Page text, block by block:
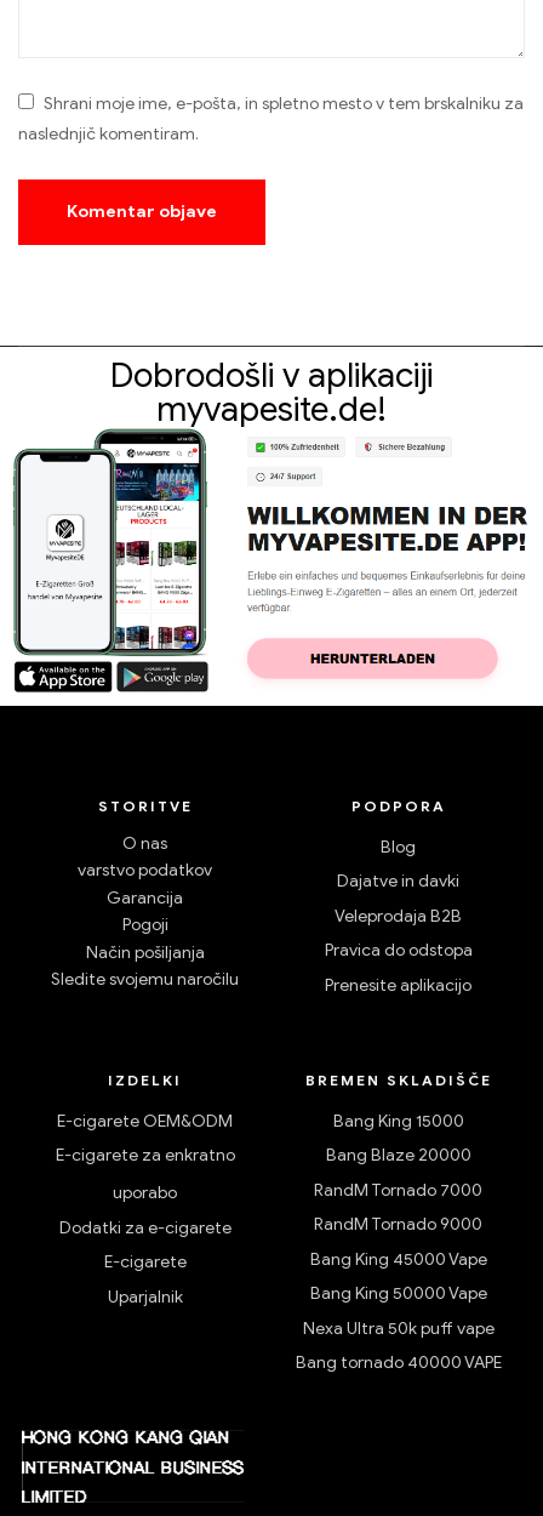
Shrani moje ime, e-pošta, in spletno mesto v tem brskalniku za
naslednjič komentiram.
Dobrodošli v aplikaciji
myvapesite.de!
STORITVE
O nas
varstvo podatkov
Garancija
Pogoji
Način pošiljanja
Sledite svojemu naročilu
PODPORA
Blog
Dajatve in davki
Veleprodaja B2B
Pravica do odstopa
Prenesite aplikacijo
IZDELKI
E-cigarete OEM&ODM
E-cigarete za enkratno
uporabo
Dodatki za e-cigarete
E-cigarete
Uparjalnik
BREMEN SKLADIŠČE
Bang King 15000
Bang Blaze 20000
RandM Tornado 7000
RandM Tornado 9000
Bang King 45000 Vape
Bang King 50000 Vape
Nexa Ultra 50k puff vape
Bang tornado 40000 VAPE